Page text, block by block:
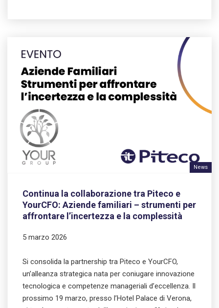
News
Continua la collaborazione tra Piteco e
YourCFO: Aziende familiari – strumenti per
affrontare l’incertezza e la complessità
5 marzo 2026
Si consolida la partnership tra Piteco e YourCFO,
un’alleanza strategica nata per coniugare innovazione
tecnologica e competenze manageriali d’eccellenza. Il
prossimo 19 marzo, presso l’Hotel Palace di Verona,